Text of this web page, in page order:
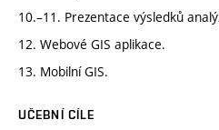
10.–11. Prezentace výsledků
12. Webové GIS aplikace.
13. Mobilní GIS.
UČEBNÍ CÍLE